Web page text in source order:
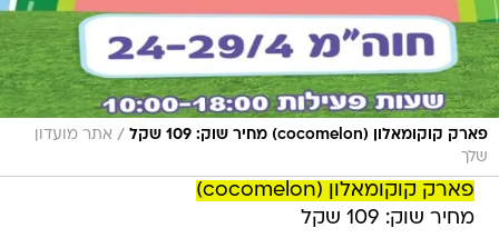
פארק קוקומאלון (cocomelon) מחיר שוק: 109 שקל / אתר מועדון
שלך
פארק קוקומאלון (cocomelon)
מחיר שוק: 109 שקל